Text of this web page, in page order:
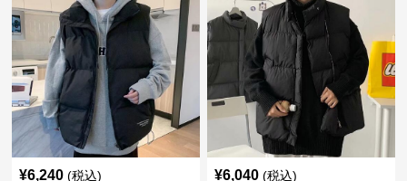
¥6,240 (税込) ¥6,040 (税込)